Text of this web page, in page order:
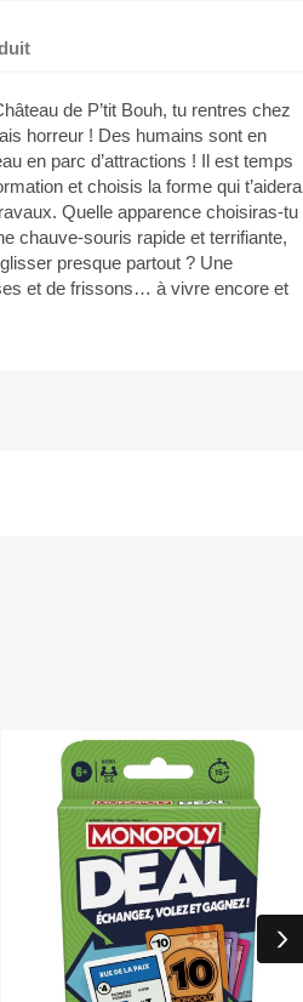
de P’tit Bouh, tu rentres chez
horreur ! Des humains sont en
en parc d’attractions ! Il est temps
et choisis la forme qui t’aidera
Quelle apparence choisiras-tu
chauve-souris rapide et terrifiante,
presque partout ? Une
et de frissons… à vivre encore et